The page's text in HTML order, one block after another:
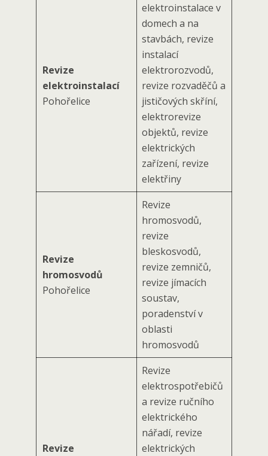
Revize
elektroinstalací
Pohořelice
elektroinstalace v
domech a na
stavbách, revize
instalací
elektrorozvodů,
revize rozvaděčů a
jističových skříní,
elektrorevize
objektů, revize
elektrických
zařízení, revize
elektřiny
Revize
hromosvodů
Pohořelice
Revize
hromosvodů,
revize
bleskosvodů,
revize zemničů,
revize jímacích
soustav,
poradenství v
oblasti
hromosvodů
Revize
Revize
elektrospotřebičů
a revize ručního
elektrického
nářadí, revize
elektrických